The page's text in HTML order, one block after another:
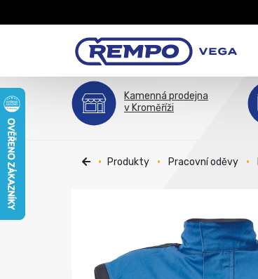
Kamenná prodejna
v Kroměříži
Produkty Pracovní oděvy